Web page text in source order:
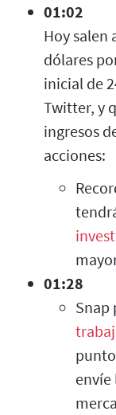
01:02
Hoy salen
dólares
inicial de
Twitter, y
ingresos
acciones:
01:28
Snap
envíe